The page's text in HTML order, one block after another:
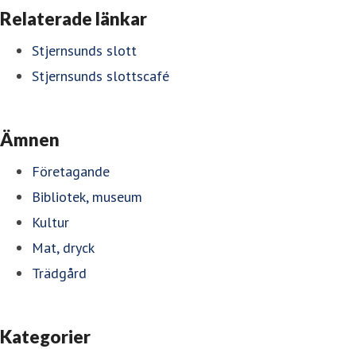
Relaterade länkar
Stjernsunds slott
Stjernsunds slottscafé
Ämnen
Företagande
Bibliotek, museum
Kultur
Mat, dryck
Trädgård
Kategorier